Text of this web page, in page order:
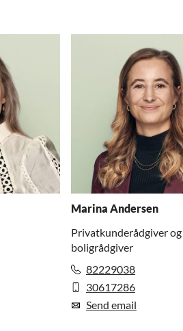
Marina Andersen
Privatkunderådgiver og
boligrådgiver
82229038
30617286
Send email